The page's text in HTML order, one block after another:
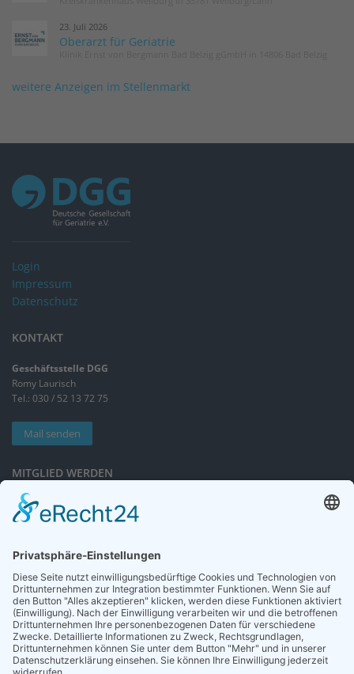
23. Juli 2026
Oberarzt für Geriatrie
weitere Anzeigen im Stellenmarkt
Login
Impressum
Datenschutz
KONTAKT
Geschäftsstelle DGG
Romy Laurisch
Tel.: 030 / 52 13 72 75
Mail senden
MITGLIED WERDEN
Sieben gute Gründe
für Ihre Mitgliedschaft
NEWSLETTER
Neuigkeiten rund um die Geriatrie und die DGG – regelmäßig in Ihrem
Postfach.